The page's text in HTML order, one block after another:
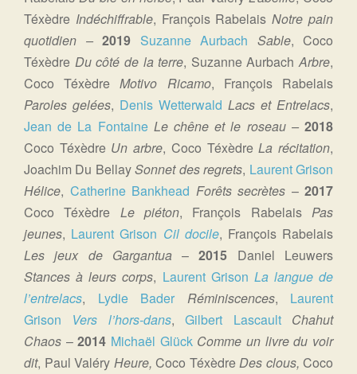
Téxèdre Indéchiffrable, François RabelaisNotre pain
quotidien – 2019 Suzanne Aurbach Sable, Coco
Téxèdre Du côté de la terre, Suzanne AurbachArbre,
Coco TéxèdreMotivo Ricamo, François Rabelais
Paroles gelées, Denis Wetterwald Lacs et Entrelacs,
Jean de La Fontaine Le chêne et le roseau – 2018
Coco Téxèdre Un arbre, Coco TéxèdreLa récitation,
Joachim Du BellaySonnet des regrets, Laurent Grison
Hélice, Catherine Bankhead Forêts secrètes – 2017
Coco Téxèdre Le piéton, François RabelaisPas
jeunes, Laurent Grison Cil docile, François Rabelais
Les jeux de Gargantua–2015 Daniel Leuwers
Stances à leurs corps, Laurent Grison La langue de
l’entrelacs, Lydie Bader Réminiscences, Laurent
Grison
Vers l’hors-dans,Gilbert LascaultChahut
Chaos –2014 Michaël Glück Comme un livre du voir
dit, Paul Valéry Heure, Coco TéxèdreDes clous, Coco